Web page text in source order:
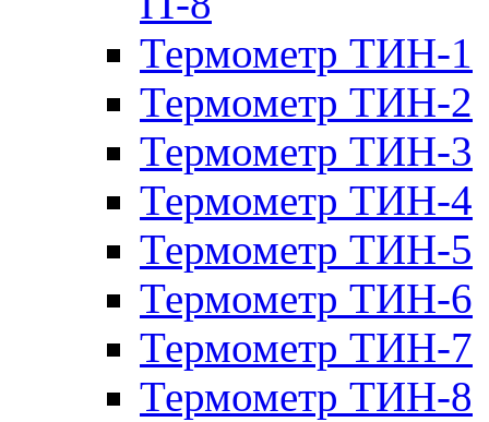
Термометр ТИН-1
Термометр ТИН-2
Термометр ТИН-3
Термометр ТИН-4
Термометр ТИН-5
Термометр ТИН-6
Термометр ТИН-7
Термометр ТИН-8